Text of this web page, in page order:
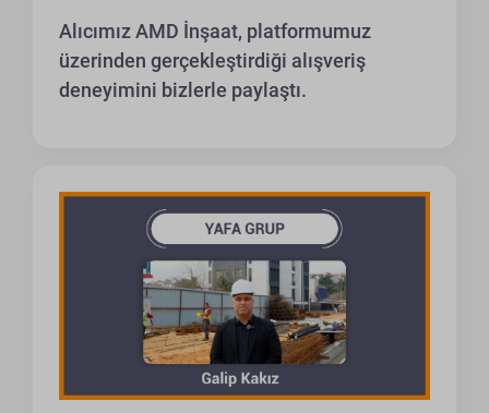
Alıcımız AMD İnşaat, platformumuz
üzerinden gerçekleştirdiği alışveriş
deneyimini bizlerle paylaştı.